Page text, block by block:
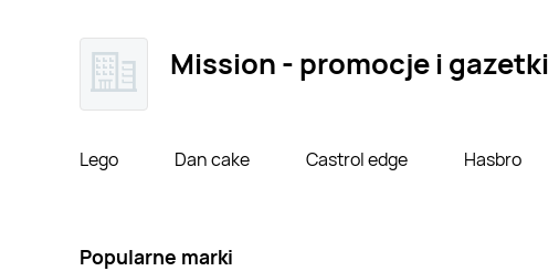
Mission - promocje i gazetki
Lego Dan cake Castrol edge Hasbro
Popularne marki